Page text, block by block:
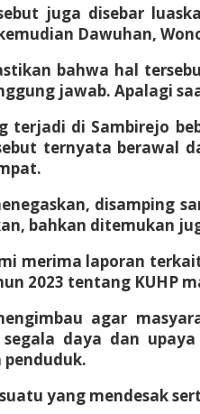
juga disebar
Dawuhan,
bahwa hal
jawab. Apalagi
terjadi di Sambirejo
ternyata berawal
disamping
bahkan ditemukan
merima laporan
2023 tentang KUHP
agar
segala daya dan
yang mendesak